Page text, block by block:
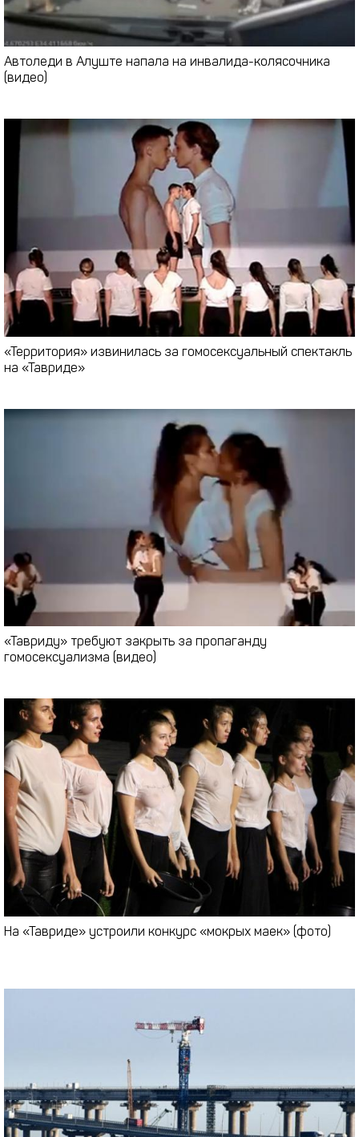
Автоледи в Алуште напала на инвалида-колясочника
(видео)
«Территория» извинилась за гомосексуальный спектакль
на «Тавриде»
«Тавриду» требуют закрыть за пропаганду
гомосексуализма (видео)
На «Тавриде» устроили конкурс «мокрых маек» (фото)